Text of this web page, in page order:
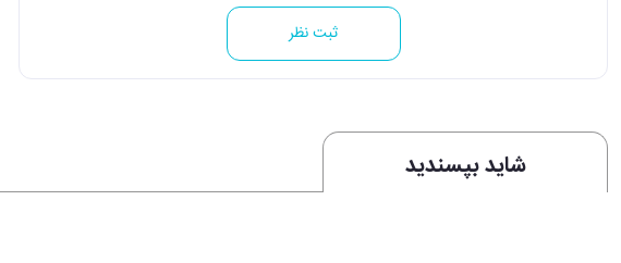
ثبت نظر
شاید بپسندید